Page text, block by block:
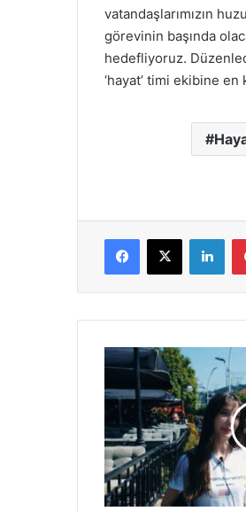
vatandaşlarımızın
görevinin başında
hedefliyoruz.
‘hayat’ timi ekibine
Facebook
X
Sakaryalı
ücretsiz
ve
indirimli
ulaşımdan
çok
memnun